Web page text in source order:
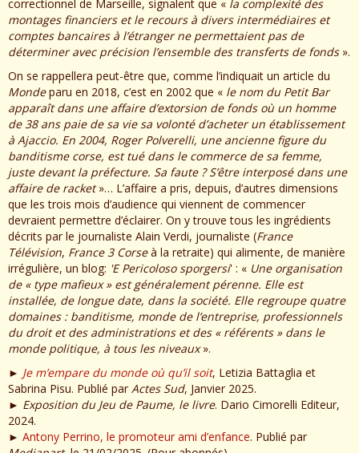
correctionnel de Marseille, signalent que « la complexité des
montages financiers et le recours à divers intermédiaires et
comptes bancaires à l’étranger ne permettaient pas de
déterminer avec précision l’ensemble des transferts de fonds».
On se rappellera peut-être que, comme l’indiquait un article du
Mondeparu en 2018, c’est en 2002 que « le nom du Petit Bar
apparaît dans une affaire d’extorsion de fonds où un homme
de 38 ans paie de sa vie sa volonté d’acheter un établissement
à Ajaccio. En 2004, Roger Polverelli, une ancienne figure du
banditisme corse, est tué dans le commerce de sa femme,
juste devant la préfecture. Sa faute ? S’être interposé dans une
affaire de racket»… L’affaire a pris, depuis, d’autres dimensions
que les trois mois d’audience qui viennent de commencer
devraient permettre d’éclairer. On y trouve tous les ingrédients
décrits par le journaliste Alain Verdi, journaliste (France
Télévision, France 3 Corseà la retraite) qui alimente, de manière
irrégulière, un blog: 'E Pericoloso sporgersi' : « Une organisation
de « type mafieux » est généralement pérenne. Elle est
installée, de longue date, dans la société. Elle regroupe quatre
domaines : banditisme, monde de l’entreprise, professionnels
du droit et des administrations et des « référents » dans le
monde politique, à tous les niveaux».
► Je m’empare du monde où qu’il soit, Letizia Battaglia et
Sabrina Pisu. Publié par Actes Sud, Janvier 2025.
► Exposition du Jeu de Paume, le livre. Dario Cimorelli Editeur,
2024.
► Antony Perrino, le promoteur ami d’enfance. Publié par